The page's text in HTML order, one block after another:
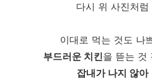
다시 위 사진처럼
이대로 먹는 것도 나
부드러운 치킨을 뜯는 것
잡내가 나지 않아